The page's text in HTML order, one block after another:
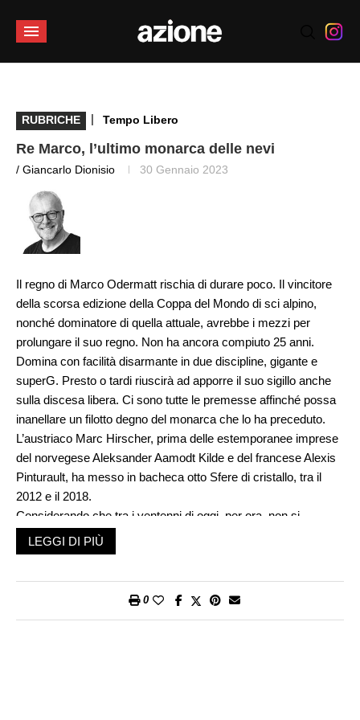
RUBRICHE | Tempo Libero
Re Marco, l’ultimo monarca delle nevi
/ Giancarlo Dionisio 30 Gennaio 2023
Il regno di Marco Odermatt rischia di durare poco. Il vincitore
della scorsa edizione della Coppa del Mondo di sci alpino,
nonché dominatore di quella attuale, avrebbe i mezzi per
prolungare il suo regno. Non ha ancora compiuto 25 anni.
Domina con facilità disarmante in due discipline, gigante e
superG. Presto o tardi riuscirà ad apporre il suo sigillo anche
sulla discesa libera. Ci sono tutte le premesse affinché possa
inanellare un filotto degno del monarca che lo ha preceduto.
L’austriaco Marc Hirscher, prima delle estemporanee imprese
del norvegese Aleksander Aamodt Kilde e del francese Alexis
Pinturault, ha messo in bacheca otto Sfere di cristallo, tra il
2012 e il 2018.
Considerando che tra i ventenni di oggi, per ora, non si
intravedono fenomeni planetari, tutto lascerebbe supporre che
lo sciatore nidvaldese possa quantomeno avvicinare le cifre
non sarà così. A meno che le comunità alpine non decidano di
LEGGI DI PIÙ
0